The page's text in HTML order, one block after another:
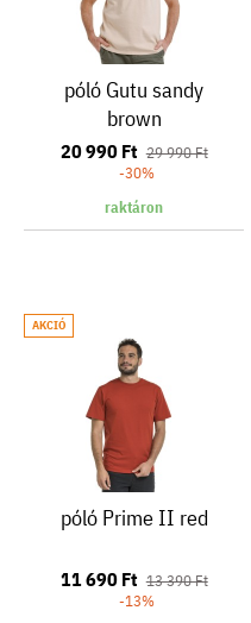
póló Gutu sandy
brown
20 990 Ft 29 990 Ft
-30%
raktáron
AKCIÓ
póló Prime II red
11 690 Ft 13 390 Ft
-13%